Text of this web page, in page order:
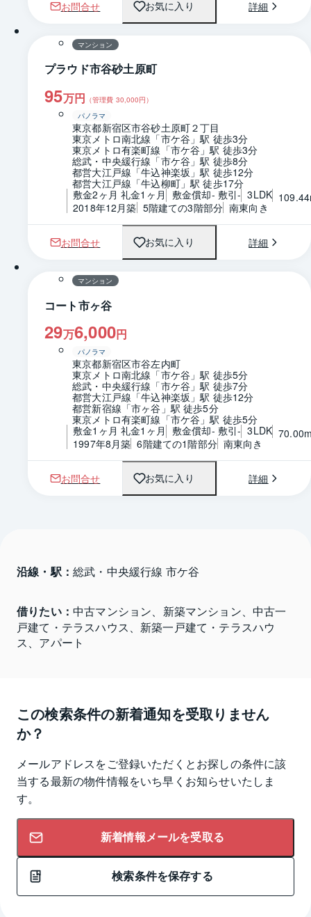
お問合せ お気に入り 詳細
1 / 0 間取り
マンション
プラウド市谷砂土原町
95万円 （管理費 30,000円）
パノラマ
東京都新宿区市谷砂土原町２丁目
東京メトロ南北線「市ケ谷」駅 徒歩3分
東京メトロ有楽町線「市ケ谷」駅 徒歩3分
総武・中央緩行線「市ケ谷」駅 徒歩8分
都営大江戸線「牛込神楽坂」駅 徒歩12分
都営大江戸線「牛込柳町」駅 徒歩17分
敷金2ヶ月 礼金1ヶ月 敷金償却- 敷引- 3LDK
2018年12月築 5階建ての3階部分 南東向き
お問合せ お気に入り 詳細
1 / 0 間取り
マンション
コート市ヶ谷
29万6,000円
パノラマ
東京都新宿区市谷左内町
東京メトロ南北線「市ケ谷」駅 徒歩5分
総武・中央緩行線「市ケ谷」駅 徒歩7分
都営大江戸線「牛込神楽坂」駅 徒歩12分
都営新宿線「市ヶ谷」駅 徒歩5分
東京メトロ有楽町線「市ケ谷」駅 徒歩5分
敷金1ヶ月 礼金1ヶ月 敷金償却- 敷引- 3LDK
1997年8月築 6階建ての1階部分 南東向き
お問合せ お気に入り 詳細
沿線・駅： 総武・中央緩行線 市ケ谷
借りたい： 中古マンション、新築マンション、中古一
戸建て・テラスハウス、新築一戸建て・テラスハウ
ス、アパート
この検索条件の新着通知を受取りません
か？
メールアドレスをご登録いただくとお探しの条件に該
当する最新の物件情報をいち早くお知らせいたしま
す。
新着情報メールを受取る
検索条件を保存する